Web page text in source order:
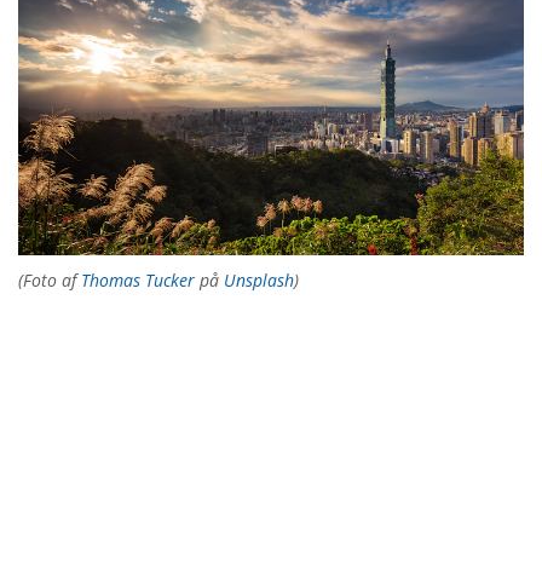
(Foto afThomas Tucker på Unsplash)